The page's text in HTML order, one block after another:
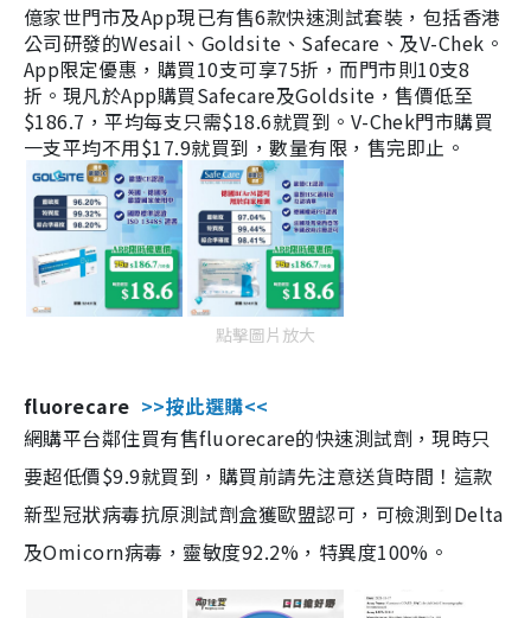
億家世門市及App現已有售6款快速測試套裝，包括香港
公司研發的Wesail、Goldsite、Safecare、及V-Chek。
App限定優惠，購買10支可享75折，而門市則10支8
折。現凡於App購買Safecare及Goldsite，售價低至
$186.7，平均每支只需$18.6就買到。V-Chek門市購買
一支平均不用$17.9就買到，數量有限，售完即止。
點擊圖片放大
fluorecare >>按此選購<<
網購平台鄰住買有售fluorecare的快速測試劑，現時只
要超低價$9.9就買到，購買前請先注意送貨時間！這款
新型冠狀病毒抗原測試劑盒獲歐盟認可，可檢測到Delta
及Omicorn病毒，靈敏度92.2%，特異度100%。